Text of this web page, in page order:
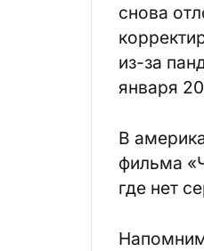
снова
из-за
января
В
фильма
где нет